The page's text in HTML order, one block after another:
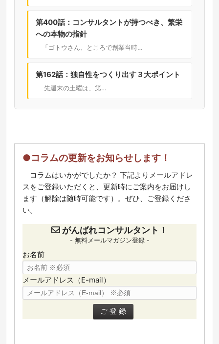
第400話：コンサルタントが持つべき、繁栄
への本物の指針
「ゴトウさん、ところで創業当時…
第162話：独自性をつくり出す３大ポイント
先週末の土曜は、第…
●コラムの更新をお知らせします！
コラムはいかがでしたか？ 下記よりメールアドレ
スをご登録いただくと、更新時にご案内をお届けし
ます（解除は随時可能です）。ぜひ、ご登録くださ
い。
がんばれコンサルタント！
- 無料メールマガジン登録 -
お名前
メールアドレス（E-mail）